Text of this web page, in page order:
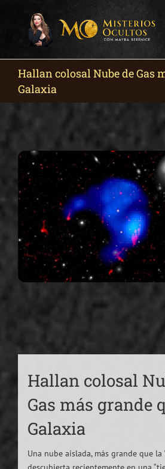
Hallan colosal Nube de Gas
Galaxia
Hallan colosal
Gas más grande
Galaxia
Una nube aislada, más grande que la